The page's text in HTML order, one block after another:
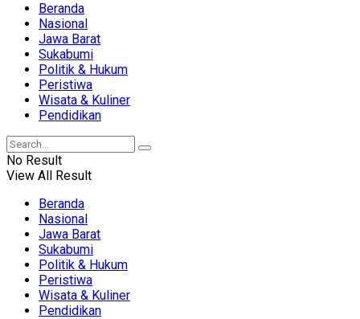
Beranda
Nasional
Jawa Barat
Sukabumi
Politik & Hukum
Peristiwa
Wisata & Kuliner
Pendidikan
No Result
View All Result
Beranda
Nasional
Jawa Barat
Sukabumi
Politik & Hukum
Peristiwa
Wisata & Kuliner
Pendidikan